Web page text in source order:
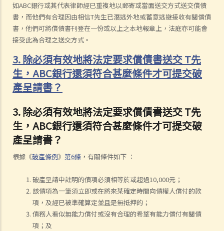
如ABC銀行或其代表律師經已重複地以郵寄或當面送交方式送交償債
書，而他們有合理因由相信T先生已潛逃外地或蓄意逃避接收有關償債
書，他們可將償債書刊登在一份或以上之本地報章上，法庭亦可能會
接受此為合理之送交方式。
3. 除必須有效地將法定要求償債書送交 T先
生，ABC銀行還須符合甚麼條件才可提交破
產呈請書？
3. 除必須有效地將法定要求償債書送交 T先
生，ABC銀行還須符合甚麼條件才可提交破
產呈請書？
根據《破產條例》 第6條 ，有關條件如下 ：
破產呈請中註明的債項必須相等於或超過10,000元；
該債項為一筆須立即或在將來某確定時間向債權人償付的款
項，及經已被準確算定並且是無抵押的；
債務人看似無能力償付或沒有合理的希望有能力償付有關債
項；及